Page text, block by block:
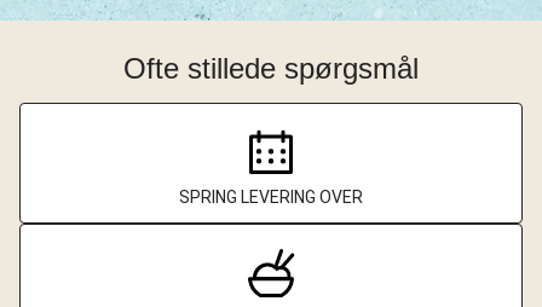
Ofte stillede spørgsmål
SPRING LEVERING OVER